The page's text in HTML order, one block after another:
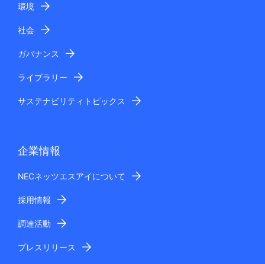
環境
社会
ガバナンス
ライブラリー
サステナビリティトピックス
企業情報
NECネッツエスアイについて
採用情報
調達活動
プレスリリース